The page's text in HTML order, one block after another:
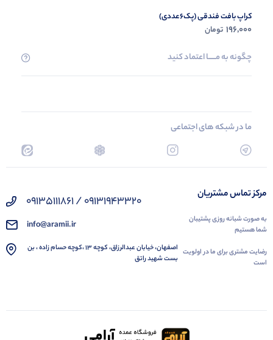
کراپ بافت فندقی (پک6عددی)
196,000 تومان
چگونه به مــــــا اعتماد کنید
ما در شبکه های اجتماعی
مرکز تماس مشتریان
به صورت شبانه روزی پشتیبان
شما هستیم
رضایت مشتری برای ما در اولویت
است
09131943320 / 09135111861
info@aramii.ir
اصفهان، خیابان عبدالرزاق، کوچه 13 ،کوچه حسام زاده ، بن
بست شهید راتق